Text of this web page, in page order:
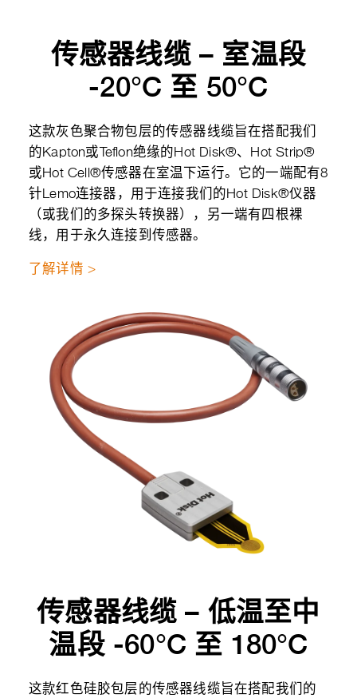
传感器线缆 – 室温段
-20°C 至 50°C
这款灰色聚合物包层的传感器线缆旨在搭配我们
的Kapton或Teflon绝缘的Hot Disk®、Hot Strip®
或Hot Cell®传感器在室温下运行。它的一端配有8
针Lemo连接器，用于连接我们的Hot Disk®仪器
（或我们的多探头转换器），另一端有四根裸
线，用于永久连接到传感器。
了解详情 >
传感器线缆 – 低温至中
温段 -60°C 至 180°C
这款红色硅胶包层的传感器线缆旨在搭配我们的